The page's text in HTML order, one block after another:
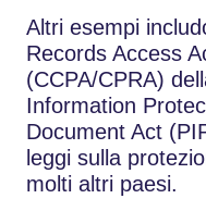
Altri esempi
Records Access
(CCPA/CPRA)
Information
Document Act
leggi sulla
molti altri paesi.